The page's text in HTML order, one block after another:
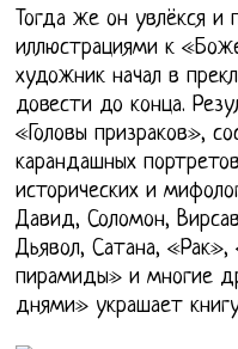
Тогда же он увлёкся и
иллюстрациями к
художник начал в
довести до конца.
«Головы призраков»,
карандашных
исторических и
Давид, Соломон,
Дьявол, Сатана, «Рак»,
пирамиды» и многие
днями» украшает